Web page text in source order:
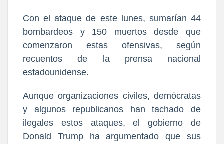
Con el ataque de este lunes, sumarían 44
bombardeos y 150 muertos desde que
comenzaron estas ofensivas, según
recuentos de la prensa nacional
estadounidense.
Aunque organizaciones civiles, demócratas
y algunos republicanos han tachado de
ilegales estos ataques, el gobierno de
Donald Trump ha argumentado que sus